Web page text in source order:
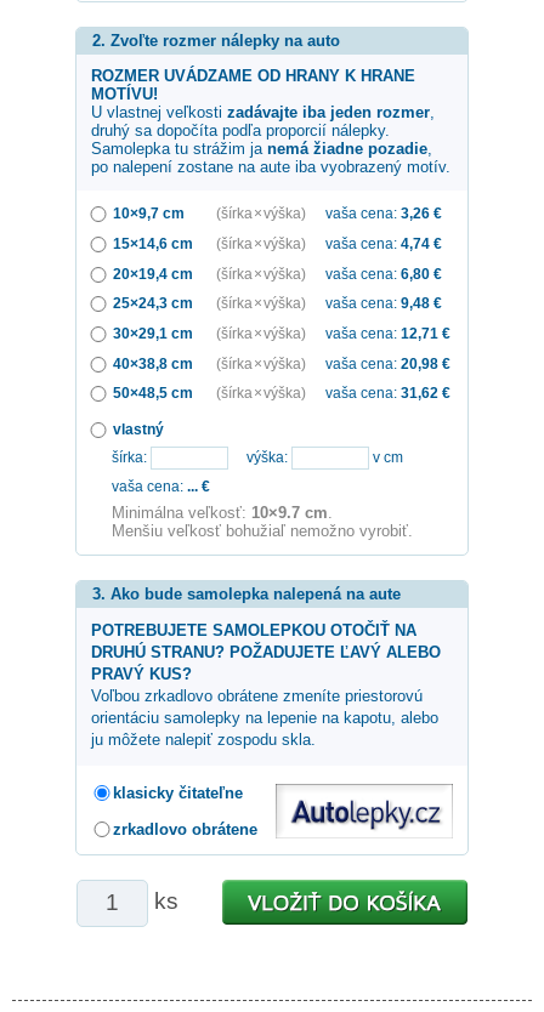
2. Zvoľte rozmer nálepky na auto
ROZMER UVÁDZAME OD HRANY K HRANE
MOTÍVU!
U vlastnej veľkosti zadávajte iba jeden rozmer,
druhý sa dopočíta podľa proporcií nálepky.
Samolepka tu strážim ja nemá žiadne pozadie,
po nalepení zostane na aute iba vyobrazený motív.
10×9,7 cm (šírka × výška) vaša cena: 3,26 €
15×14,6 cm
(šírka × výška) vaša cena: 4,74 €
20×19,4 cm
(šírka × výška) vaša cena: 6,80 €
25×24,3 cm
(šírka × výška) vaša cena: 9,48 €
30×29,1 cm
(šírka × výška) vaša cena: 12,71 €
40×38,8 cm
(šírka × výška) vaša cena: 20,98 €
50×48,5 cm
(šírka × výška) vaša cena: 31,62 €
vlastný
šírka:
výška:
v cm
vaša cena: ... €
Minimálna veľkosť: 10×9.7 cm
Menšiu veľkosť bohužiaľ nemožno vyrobiť.
3. Ako bude samolepka nalepená na aute
POTREBUJETE SAMOLEPKOU OTOČIŤ NA
DRUHÚ STRANU? POŽADUJETE ĽAVÝ ALEBO
PRAVÝ KUS?
Voľbou zrkadlovo obrátene zmeníte priestorovú
orientáciu samolepky na lepenie na kapotu, alebo
ju môžete nalepiť zospodu skla.
klasicky čitateľne
zrkadlovo obrátene
ks